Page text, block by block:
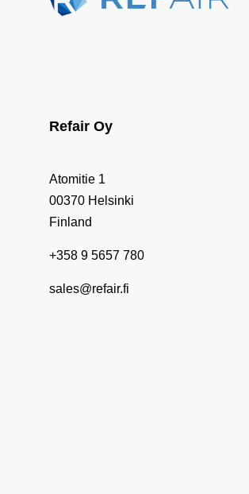
Refair Oy
Atomitie 1
00370 Helsinki
Finland
+358 9 5657 780
sales@refair.fi